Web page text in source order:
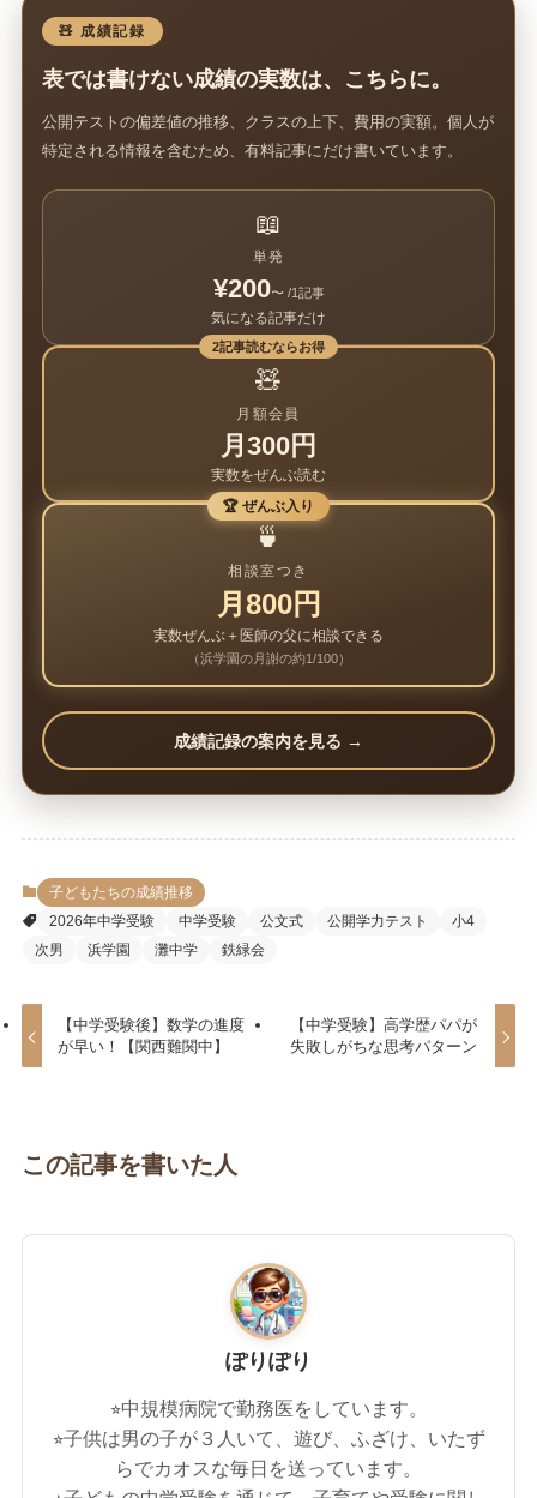
🧸 成績記録
表では書けない成績の実数は、こちらに。
公開テストの偏差値の推移、クラスの上下、費用の実額。個人が
特定される情報を含むため、有料記事にだけ書いています。
📖
単発
¥200〜 /1記事
気になる記事だけ
2記事読むならお得
🧸
月額会員
月300円
実数をぜんぶ読む
🏆 ぜんぶ入り
🍵
相談室つき
月800円
実数ぜんぶ＋医師の父に相談できる
（浜学園の月謝の約1/100）
成績記録の案内を見る →
子どもたちの成績推移
2026年中学受験
中学受験 公文式 公開学力テスト
小4
次男
浜学園 灘中学 鉄緑会
【中学受験後】数学の進度
が早い！【関西難関中】
【中学受験】高学歴パパが
失敗しがちな思考パターン
この記事を書いた人
ぽりぽり
⭐︎中規模病院で勤務医をしています。
⭐︎子供は男の子が３人いて、遊び、ふざけ、いたず
らでカオスな毎日を送っています。